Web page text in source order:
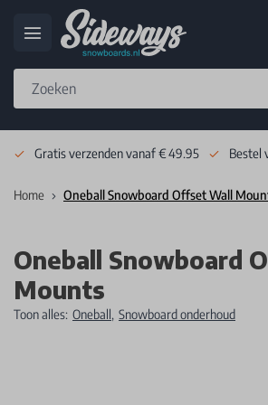
Gratis verzenden vanaf € 49.95 Bestel
Home Oneball Snowboard Offset Wall
Oneball Snowboard
Mounts
Toon alles: Oneball, Snowboard onderhoud